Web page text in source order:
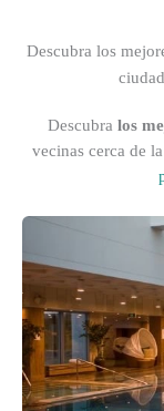
Descubra los
Descubra los
vecinas cerca de